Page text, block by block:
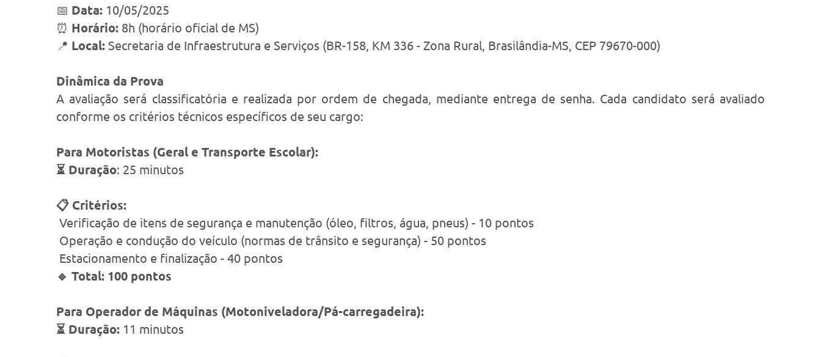
📅 Data: 10/05/2025
⏰ Horário: 8h (horário oficial de MS)
📍 Local: Secretaria de Infraestrutura e Serviços (BR-158, KM 336 - Zona Rural, Brasilândia-MS, CEP 79670-000)
Dinâmica da Prova
A avaliação será classificatória e realizada por ordem de chegada, mediante entrega de senha. Cada candidato será avaliado
conforme os critérios técnicos específicos de seu cargo:
Para Motoristas (Geral e Transporte Escolar):
⏳ Duração: 25 minutos
📋 Critérios:
Verificação de itens de segurança e manutenção (óleo, filtros, água, pneus) - 10 pontos
Operação e condução do veículo (normas de trânsito e segurança) - 50 pontos
Estacionamento e finalização - 40 pontos
🔹 Total: 100 pontos
Para Operador de Máquinas (Motoniveladora/Pá-carregadeira):
⏳ Duração: 11 minutos